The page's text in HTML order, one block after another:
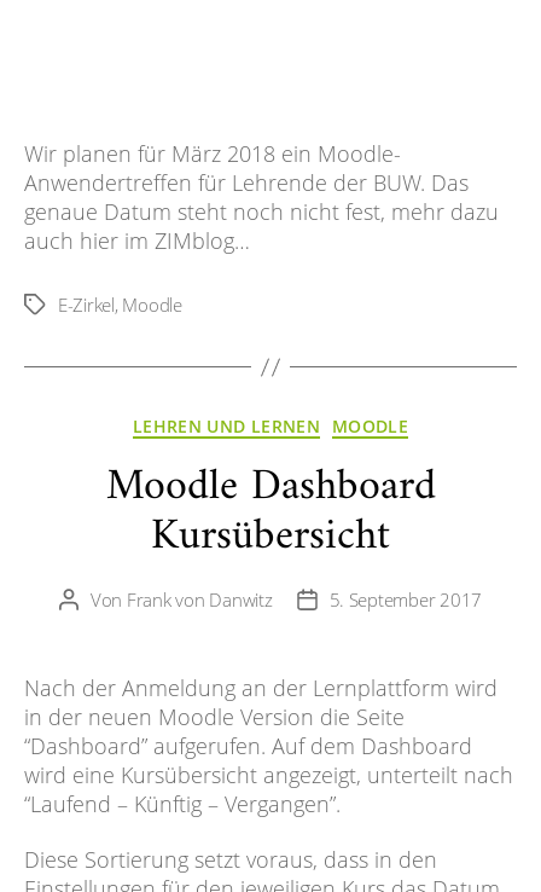
Wir planen für März 2018 ein Moodle-
Anwendertreffen für Lehrende der BUW. Das
genaue Datum steht noch nicht fest, mehr dazu
auch hier im ZIMblog…
Schlagwörter
E-Zirkel, Moodle
Kategorien
LEHREN UND LERNEN MOODLE
Moodle Dashboard
Kursübersicht
Beitragsautor
Von Frank von Danwitz Veröffentlichungsdatum
5. September 2017
Nach der Anmeldung an der Lernplattform wird
in der neuen Moodle Version die Seite
“Dashboard” aufgerufen. Auf dem Dashboard
wird eine Kursübersicht angezeigt, unterteilt nach
“Laufend – Künftig – Vergangen”.
Diese Sortierung setzt voraus, dass in den